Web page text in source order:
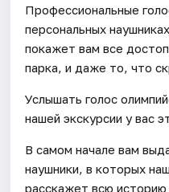
Профессиональные
персональных
покажет вам все
парка, и даже то, что
Услышать голос
нашей экскурсии у вас
В самом начале вам
наушники, в которых
расскажет всю историю